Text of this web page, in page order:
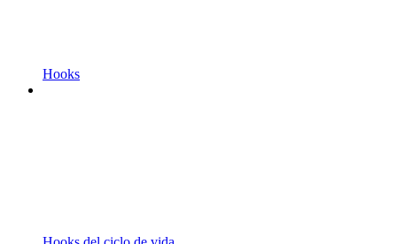
Hooks